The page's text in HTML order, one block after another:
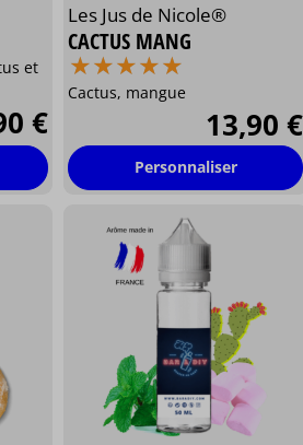
et
€
Les Jus de Nicole®
CACTUS MANG
⋆⋆⋆⋆⋆
⋆⋆⋆⋆⋆
Cactus, mangue
13,90 €
Personnaliser